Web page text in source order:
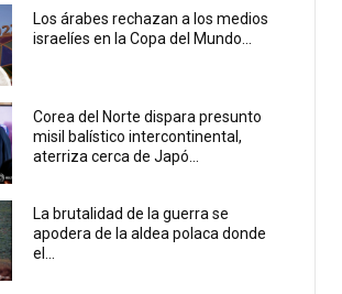
Los árabes rechazan a los medios
israelíes en la Copa del Mundo...
Corea del Norte dispara presunto
misil balístico intercontinental,
aterriza cerca de Japó...
La brutalidad de la guerra se
apodera de la aldea polaca donde
el...